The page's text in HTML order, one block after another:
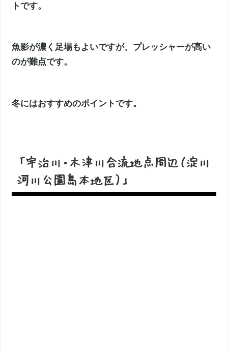
トです。
魚影が濃く足場もよいですが、プレッシャーが高い
のが難点です。
冬にはおすすめのポイントです。
「宇治川・木津川合流地点周辺（淀川
河川公園島本地区）」